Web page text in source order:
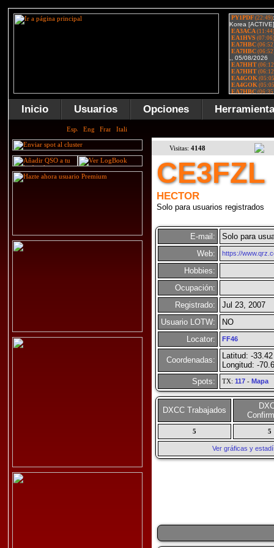
Inicio Usuarios Opciones
Visitas: 4148
CE3FZL
HECTOR
Solo para usuarios registrados
E-mail:
Solo para
Web:
https://
Hobbies:
Ocupación:
Registrado:
Jul 23, 2007
Usuario LOTW:
NO
Locator:
FF46
Coordenadas:
Latitud: -33.42
Longitud: -
Spots:
TX: 117- Mapa
DXCC Trabajados
5 5
Ver gráficas y